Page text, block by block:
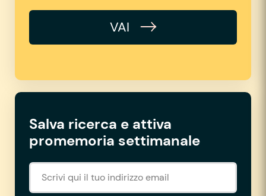
VAI
Salva ricerca e attiva
promemoria settimanale